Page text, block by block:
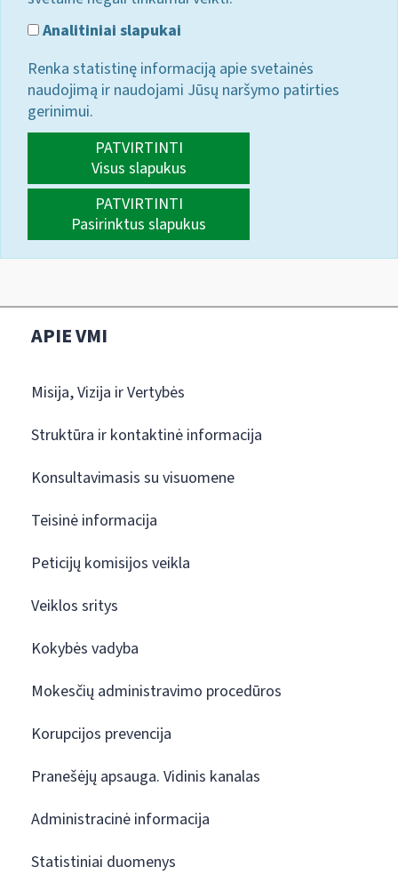
Analitiniai slapukai
Renka statistinę informaciją apie svetainės
naudojimą ir naudojami Jūsų naršymo patirties
gerinimui.
PATVIRTINTI
Visus slapukus
PATVIRTINTI
Pasirinktus slapukus
APIE VMI
Misija, Vizija ir Vertybės
Struktūra ir kontaktinė informacija
Konsultavimasis su visuomene
Teisinė informacija
Peticijų komisijos veikla
Veiklos sritys
Kokybės vadyba
Mokesčių administravimo procedūros
Korupcijos prevencija
Pranešėjų apsauga. Vidinis kanalas
Administracinė informacija
Statistiniai duomenys